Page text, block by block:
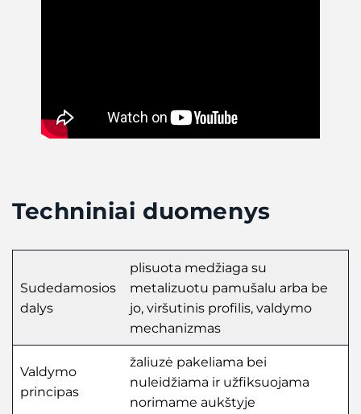
Techniniai duomenys
Sudedamosios
dalys
plisuota medžiaga su
metalizuotu pamušalu arba be
jo, viršutinis profilis, valdymo
mechanizmas
Valdymo
principas
žaliuzė pakeliama bei
nuleidžiama ir užfiksuojama
norimame aukštyje